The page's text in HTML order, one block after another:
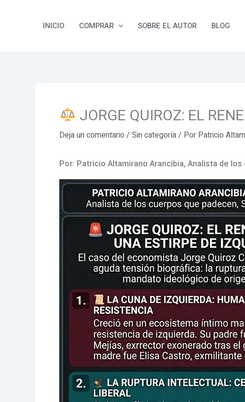
INICIO COMPRAR SOBRE EL AUTOR BLOG
JORGE QUIROZ: EL
Deja un comentario / Sin categoría/ Por Patricio
Por: Patricio Altamirano Arancibia, Analista de